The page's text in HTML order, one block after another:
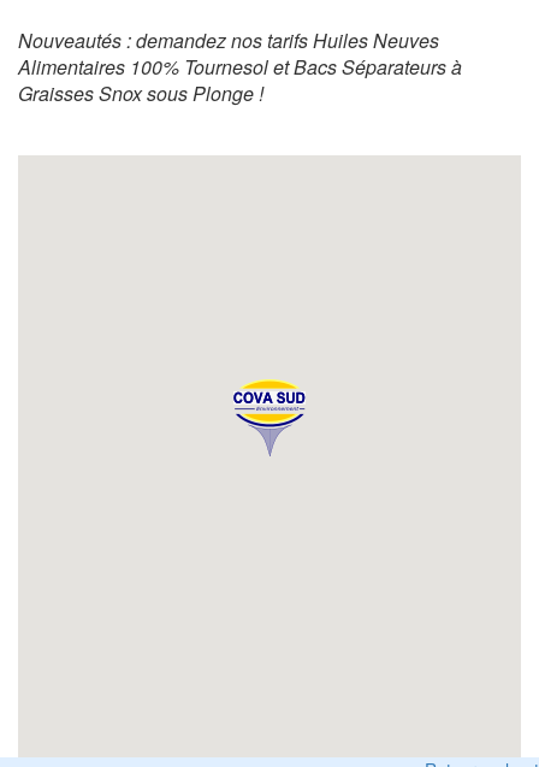
Nouveautés : demandez nos tarifs Huiles Neuves
Alimentaires 100% Tournesol et Bacs Séparateurs à
Graisses Snox sous Plonge !